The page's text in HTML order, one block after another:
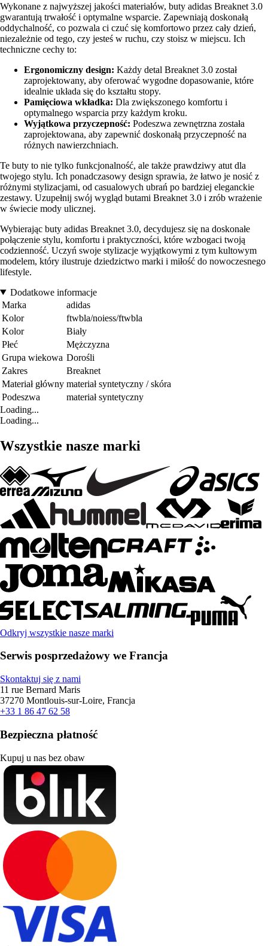
Wykonane z najwyższej jakości materiałów, buty adidas Breaknet 3.0
gwarantują trwałość i optymalne wsparcie. Zapewniają doskonałą
oddychalność, co pozwala ci czuć się komfortowo przez cały dzień,
niezależnie od tego, czy jesteś w ruchu, czy stoisz w miejscu. Ich
techniczne cechy to:
Ergonomiczny design: Każdy detal Breaknet 3.0 został
zaprojektowany, aby oferować wygodne dopasowanie, które
idealnie układa się do kształtu stopy.
Pamięciowa wkładka: Dla zwiększonego komfortu i
optymalnego wsparcia przy każdym kroku.
Wyjątkowa przyczepność: Podeszwa zewnętrzna została
zaprojektowana, aby zapewnić doskonałą przyczepność na
różnych nawierzchniach.
Te buty to nie tylko funkcjonalność, ale także prawdziwy atut dla
twojego stylu. Ich ponadczasowy design sprawia, że łatwo je nosić z
różnymi stylizacjami, od casualowych ubrań po bardziej eleganckie
zestawy. Uzupełnij swój wygląd butami Breaknet 3.0 i zrób wrażenie
w świecie mody ulicznej.
Wybierając buty adidas Breaknet 3.0, decydujesz się na doskonałe
połączenie stylu, komfortu i praktyczności, które wzbogaci twoją
codzienność. Uczyń swoje stylizacje wyjątkowymi z tym kultowym
modelem, który ilustruje dziedzictwo marki i miłość do nowoczesnego
lifestyle.
Dodatkowe informacje
Marka
adidas
Kolor
ftwbla/noiess/ftwbla
Kolor
Biały
Płeć
Mężczyzna
Grupa wiekowa Dorośli
Zakres
Breaknet
Materiał główny materiał syntetyczny / skóra
Podeszwa
materiał syntetyczny
Loading...
Loading...
Wszystkie nasze marki
Odkryj wszystkie nasze marki
Serwis posprzedażowy we Francja
Skontaktuj się z nami
11 rue Bernard Maris
37270 Montlouis-sur-Loire, Francja
+33 1 86 47 62 58
Bezpieczna płatność
Kupuj u nas bez obaw